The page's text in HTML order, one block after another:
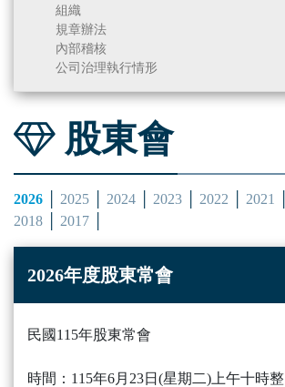
組織
規章辦法
內部稽核
公司治理執行情形
股東會
2026 2025 2024 2023 2022 2021
2018
2017
2026年度股東常會
民國115年股東常會
時間：115年6月23日(星期二)上午十時整